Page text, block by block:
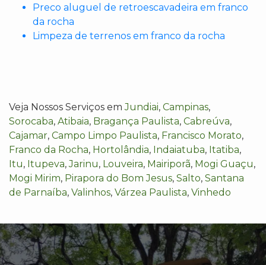
Preco aluguel de retroescavadeira em franco
da rocha
Limpeza de terrenos em franco da rocha
Veja Nossos Serviços emJundiai, Campinas,
Sorocaba, Atibaia, Bragança Paulista, Cabreúva,
Cajamar, Campo Limpo Paulista, Francisco Morato,
Franco da Rocha, Hortolândia, Indaiatuba, Itatiba,
Itu, Itupeva,Jarinu, Louveira, Mairiporã, Mogi Guaçu,
Mogi Mirim, Pirapora do Bom Jesus, Salto, Santana
de Parnaíba, Valinhos, Várzea Paulista, Vinhedo